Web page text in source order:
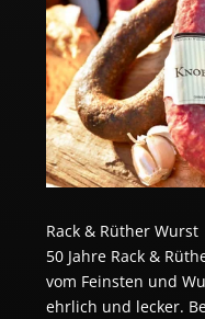
Rack & Rüther Wurst
50 Jahre Rack &
vom Feinsten und
ehrlich und lecker.